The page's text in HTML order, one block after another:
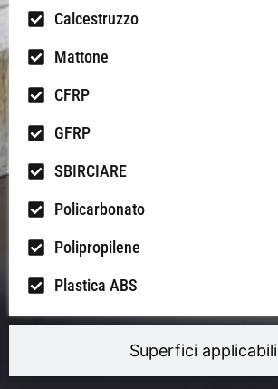
Superfici applicabili
Calcestruzzo
Mattone
CFRP
GFRP
SBIRCIARE
Policarbonato
Polipropilene
Plastica ABS